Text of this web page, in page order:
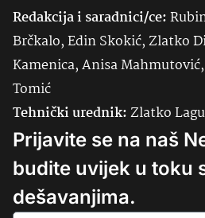
Redakcija i saradnici/ce:
Brčkalo, Edin Skokić, Zlatko
Kamenica, Anisa
Tomić
Tehnički urednik:Zlatko
Prijavite se na naš
budite uvijek u toku
dešavanjima.